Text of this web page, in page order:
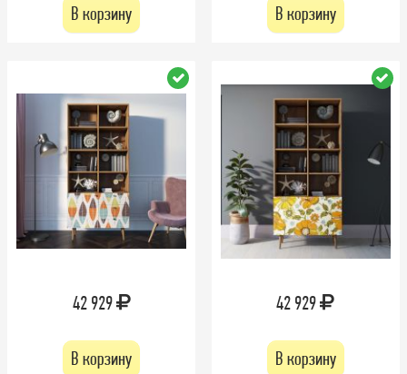
В корзину В корзину
42 929
В корзину
42 929
В корзину